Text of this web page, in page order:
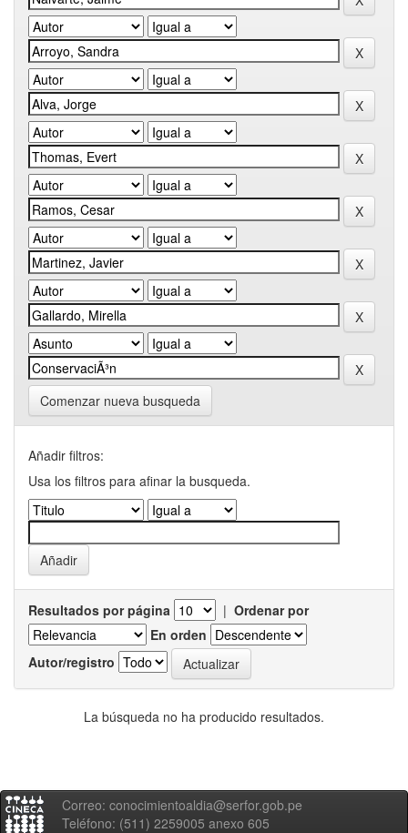
Comenzar nueva busqueda
Añadir filtros:
Usa los filtros para afinar la busqueda.
Resultados por página | Ordenar por
En orden
Autor/registro
La búsqueda no ha producido resultados.
Correo: conocimientoaldia@serfor.gob.pe
Teléfono: (511) 2259005 anexo 605